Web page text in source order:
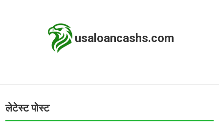
usaloancashs.com
लेटेस्ट पोस्ट